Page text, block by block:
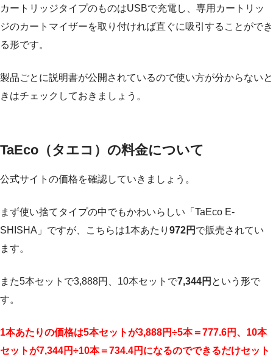
カートリッジタイプのものはUSBで充電し、専用カートリッ
ジのカートマイザーを取り付ければ直ぐに吸引することができ
る形です。
製品ごとに説明書が公開されているので使い方が分からないと
きはチェックしておきましょう。
TaEco（タエコ）の料金について
公式サイトの価格を確認していきましょう。
まず使い捨てタイプの中でもかわいらしい「TaEco E-
SHISHA」ですが、こちらは1本あたり 972円 で販売されてい
ます。
また5本セットで3,888円、10本セットで7,344円 という形で
す。
1本あたりの価格は5本セットが3,888円÷5本＝777.6円、10本
セットが7,344円÷10本＝734.4円になるのでできるだけセット